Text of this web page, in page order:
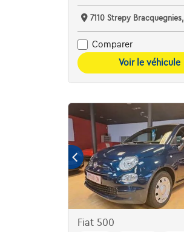
7110 Strepy Bracquegnies,
Comparer
Voir le véhicule
Fiat 500